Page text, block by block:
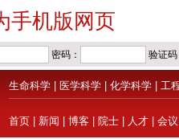
手机版网页
生命科学 医学科学 化学科学 工
首页 新闻 博客 院士 人才 会议